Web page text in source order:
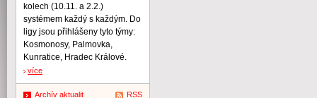
kolech (10.11. a 2.2.)
systémem každý s každým. Do
ligy jsou přihlášeny tyto týmy:
Kosmonosy, Palmovka,
Kunratice, Hradec Králové.
více
Archív aktualit RSS